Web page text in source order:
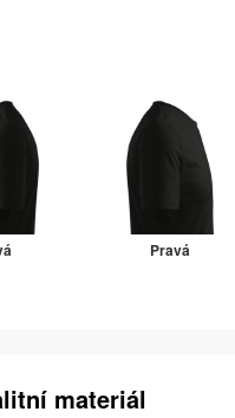
Pravá
materiál